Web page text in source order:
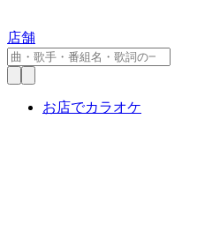
店舗
お店でカラオケ